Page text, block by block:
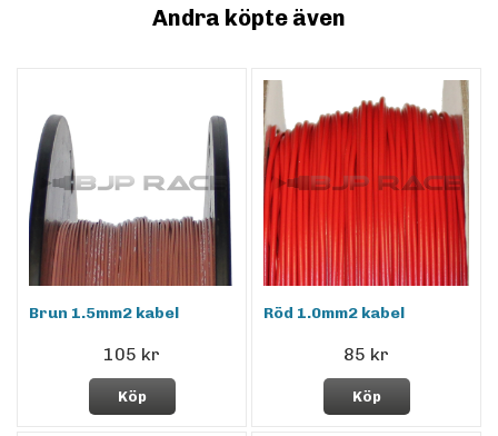
Andra köpte även
Brun 1.5mm2 kabel
105 kr
Köp
Röd 1.0mm2 kabel
85 kr
Köp